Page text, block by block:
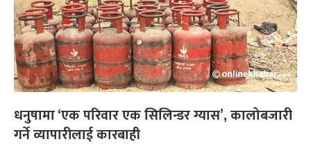
धनुषामा ‘एक परिवार एक सिलिन्डर ग्यास’, कालोबजारी
गर्ने व्यापारीलाई कारबाही